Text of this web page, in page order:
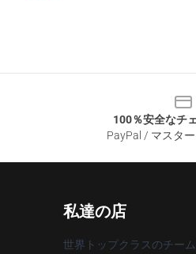
100％安全なチ
PayPal / マスタ
私達の店
世界トップクラスのチー